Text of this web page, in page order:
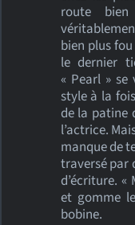
route
bien plus
le dernier
« Pearl »
style à la
de la patine
l’actrice.
manque de
traversé par
d’écriture.
et gomme
bobine.